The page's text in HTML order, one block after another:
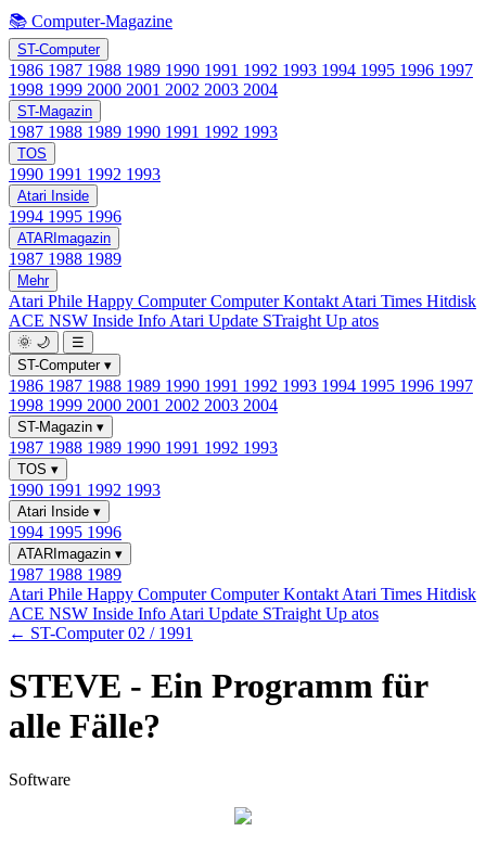
📚 Computer-Magazine
ST-Computer
1986 1987 1988 1989 1990 1991 1992 1993 1994 1995 1996 1997
1998 1999 2000 2001 2002 2003 2004
ST-Magazin
1987 1988 1989 1990 1991 1992 1993
TOS
1990 1991 1992 1993
Atari Inside
1994 1995 1996
ATARImagazin
1987 1988 1989
Mehr
Atari Phile Happy ComputerComputer Kontakt Atari Times Hitdisk
ACE NSW Inside Info Atari Update STraight Up atos
🌞 🌙
☰
ST-Computer ▾
1986 1987 1988 1989 1990 1991 1992 1993 1994 1995 1996 1997
1998 1999 2000 2001 2002 2003 2004
ST-Magazin ▾
1987 1988 1989 1990 1991 1992 1993
TOS ▾
1990 1991 1992 1993
Atari Inside ▾
1994 1995 1996
ATARImagazin ▾
1987 1988 1989
Atari Phile Happy ComputerComputer Kontakt Atari Times Hitdisk
ACE NSW Inside Info Atari Update STraight Up atos
← ST-Computer 02 / 1991
STEVE - Ein Programm für
alle Fälle?
Software